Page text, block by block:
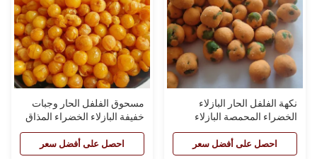
نكهة الفلفل الحار البازلاء
الخضراء المحمصة البازلاء
الخضراء المغلفة بالتوابل
احصل على أفضل سعر
مسحوق الفلفل الحار وجبات
خفيفة البازلاء الخضراء المذاق
المقرمش البازلاء المجففة
الحارة البازلاء الصفراء المقلية
احصل على أفضل سعر